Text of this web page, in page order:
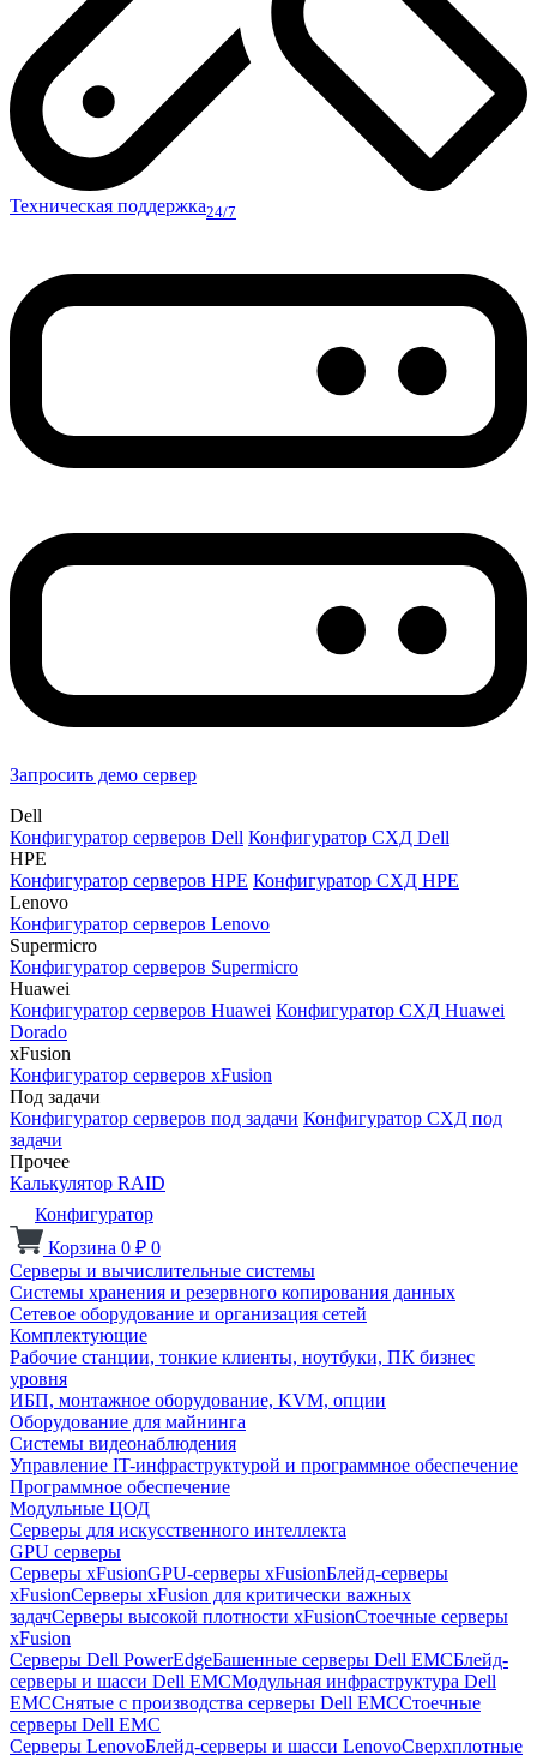
Техническая поддержка24/7
Запросить демо сервер
Dell
Конфигуратор серверов Dell Конфигуратор СХД Dell
HPE
Конфигуратор серверов HPE Конфигуратор СХД HPE
Lenovo
Конфигуратор серверов Lenovo
Supermicro
Конфигуратор серверов Supermicro
Huawei
Конфигуратор серверов Huawei Конфигуратор СХД Huawei
Dorado
xFusion
Конфигуратор серверов xFusion
Под задачи
Конфигуратор серверов под задачи Конфигуратор СХД под
задачи
Прочее
Калькулятор RAID
Конфигуратор
Корзина 0 ₽ 0
Серверы и вычислительные системы
Системы хранения и резервного копирования данных
Сетевое оборудование и организация сетей
Комплектующие
Рабочие станции, тонкие клиенты, ноутбуки, ПК бизнес
уровня
ИБП, монтажное оборудование, KVM, опции
Оборудование для майнинга
Системы видеонаблюдения
Управление IT-инфраструктурой и программное обеспечение
Программное обеспечение
Модульные ЦОД
Серверы для искусственного интеллекта
GPU серверы
Серверы xFusionGPU-серверы xFusionБлейд-серверы
xFusionСерверы xFusion для критически важных
задачСерверы высокой плотности xFusionСтоечные серверы
xFusion
Серверы Dell PowerEdgeБашенные серверы Dell EMCБлейд-
серверы и шасси Dell EMCМодульная инфраструктура Dell
EMCСнятые с производства серверы Dell EMCСтоечные
серверы Dell EMC
Серверы LenovoБлейд-серверы и шасси LenovoСверхплотные